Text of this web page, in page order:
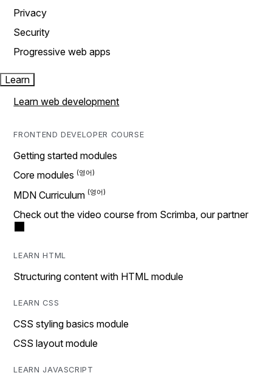
Privacy
Security
Progressive web apps
Learn
Learn web development
FRONTEND DEVELOPER COURSE
Getting started modules
Core modules
MDN Curriculum
Check out the video course from Scrimba, our partner
LEARN HTML
Structuring content with HTML module
LEARN CSS
CSS styling basics module
CSS layout module
LEARN JAVASCRIPT